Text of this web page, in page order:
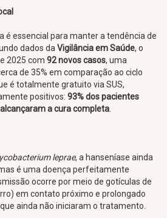
é essencial para manter a tendência de
dados da Vigilância em Saúde, o
2025 com 92 novos casos, uma
de 35% em comparação ao ciclo
é totalmente gratuito via SUS,
positivos: 93% dos pacientes
a cura completa
leprae, a hanseníase ainda
é uma doença perfeitamente
ocorre por meio de gotículas de
em contato próximo e prolongado
ainda não iniciaram o tratamento.